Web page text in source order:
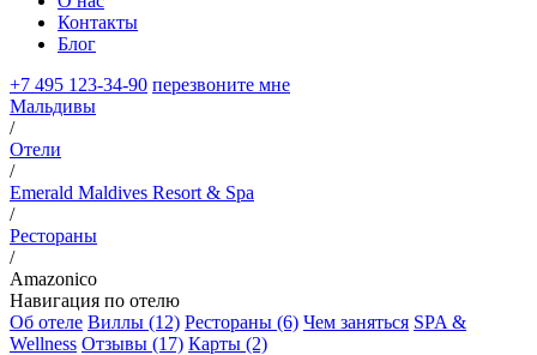
Контакты
Блог
+7 495 123-34-90 перезвоните мне
Мальдивы
/
Отели
/
Emerald Maldives Resort & Spa
/
Рестораны
/
Amazonico
Навигация по отелю
Об отеле Виллы (12) Рестораны (6) Чем заняться SPA &
Wellness Отзывы (17) Карты (2)